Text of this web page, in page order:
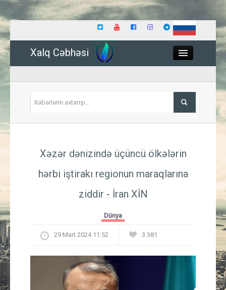
Xalq Cəbhəsi
İqtisadiyyat
Güney Azərbaycan
Xəzər dənizində üçüncü ölkələrin
hərbi iştirakı regionun maraqlarına
ziddir - İran XİN
Dünya
29 Mart 2024 11:52 3 381